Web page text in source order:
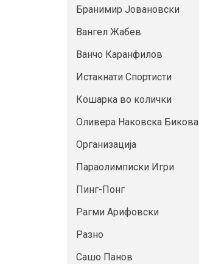
Бранимир Јовановски
Вангел Жабев
Ванчо Каранфилов
Истакнати Спортисти
Кошарка во колички
Оливера Наковска Бикова
Организација
Параолимписки Игри
Пинг-Понг
Рагми Арифовски
Разно
Сашо Панов